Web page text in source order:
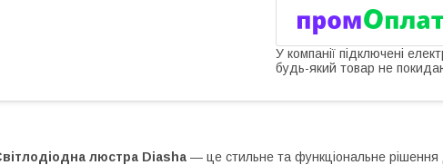
У компанії підключені
будь-який товар не
люстра Diasha — це стильне та функціональне рішення